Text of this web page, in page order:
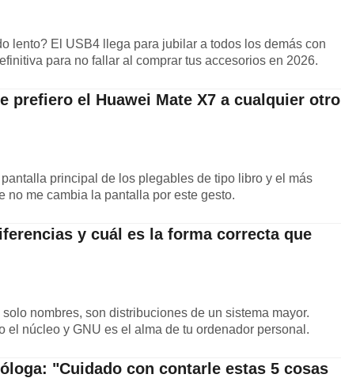
lento? El USB4 llega para jubilar a todos los demás con
para no fallar al comprar tus accesorios en 2026.
prefiero el Huawei Mate X7 a cualquier otro
principal de los plegables de tipo libro y el más
no me cambia la pantalla por este gesto.
y cuál es la forma correcta que
nombres, son distribuciones de un sistema mayor.
el núcleo y GNU es el alma de tu ordenador personal.
"Cuidado con contarle estas 5 cosas